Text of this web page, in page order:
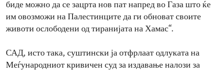
биде можно да се зацрта нов пат напред во Газа што ќе
им овозможи на Палестинците да ги обноват своите
животи ослободени од тиранијата на Хамас“.
САД, исто така, суштински ја отфрлаат одлуката на
Меѓународниот кривичен суд за издавање налози за